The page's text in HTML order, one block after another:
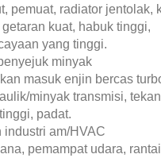
radiator jentolak,
kuat, habuk tinggi,
yang tinggi.
minyak
masuk enjin bercas
minyak transmisi,
padat.
industri am/HVAC
pemampat udara,